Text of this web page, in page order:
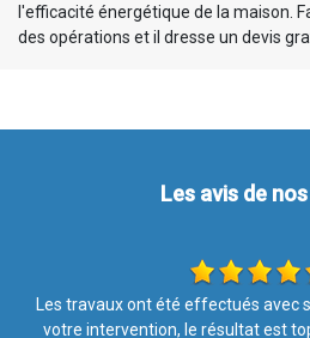
l'efficacité énergétique de la maison.
des opérations et il dresse un devis
Les avis de